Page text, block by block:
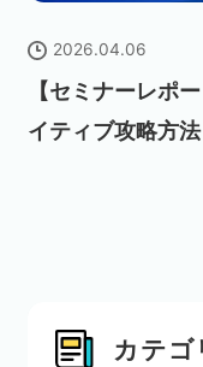
2026.04.06
【セミナーレポ
イティブ攻略方法
カテゴ